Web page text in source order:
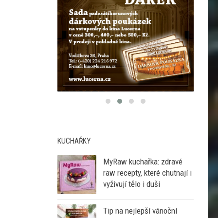
KUCHAŘKY
MyRaw kuchařka: zdravé
raw recepty, které chutnají i
vyživují tělo i duši
Tip na nejlepší vánoční